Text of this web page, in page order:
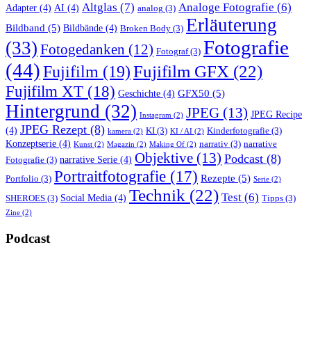
Adapter (4) AI (4) Altglas (7) analog (3) Analoge Fotografie (6)
Bildband (5) Bildbände (4) Broken Body (3) Erläuterung
(33) Fotogedanken (12) Fotograf(3) Fotografie
(44)Fujifilm (19)Fujifilm GFX (22)
Fujifilm XT (18) Geschichte (4) GFX50 (5)
Hintergrund (32) Instagram (2) JPEG (13) JPEG Recipe
(4) JPEG Rezept (8) kamera (2) KI (3) KI / AI (2) Kinderfotografie (3)
Konzeptserie (4) Kunst (2) Magazin (2) Making Of (2) narrativ (3) narrative
Fotografie (3) narrative Serie (4) Objektive (13) Podcast (8)
Portfolio (3) Portraitfotografie (17) Rezepte (5) Serie (2)
SHEROES (3) Social Media (4) Technik (22) Test (6) Tipps (3)
Zine (2)
Podcast